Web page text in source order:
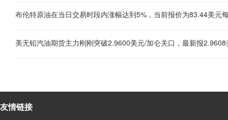
美无铅汽油期货主力刚刚突破2.9600美元/加仑关口，最新报
友情链接